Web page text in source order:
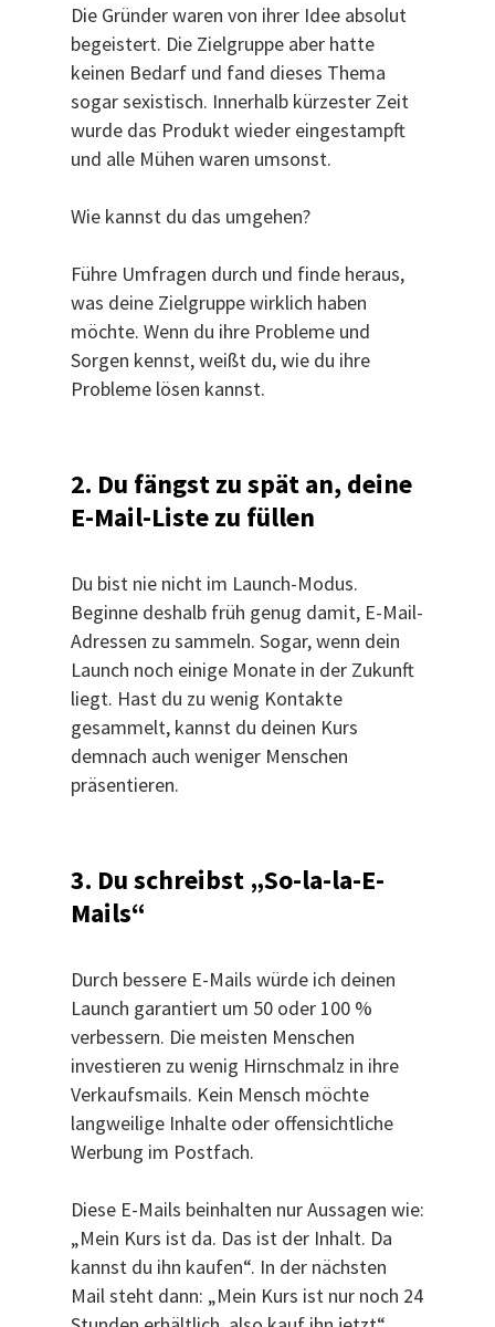
Die Gründer waren von ihrer Idee absolut
begeistert. Die Zielgruppe aber hatte
keinen Bedarf und fand dieses Thema
sogar sexistisch. Innerhalb kürzester Zeit
wurde das Produkt wieder eingestampft
und alle Mühen waren umsonst.
Wie kannst du das umgehen?
Führe Umfragen durch und finde heraus,
was deine Zielgruppe wirklich haben
möchte. Wenn du ihre Probleme und
Sorgen kennst, weißt du, wie du ihre
Probleme lösen kannst.
2. Du fängst zu spät an, deine
E-Mail-Liste zu füllen
Du bist nie nicht im Launch-Modus.
Beginne deshalb früh genug damit, E-Mail-
Adressen zu sammeln. Sogar, wenn dein
Launch noch einige Monate in der Zukunft
liegt. Hast du zu wenig Kontakte
gesammelt, kannst du deinen Kurs
demnach auch weniger Menschen
präsentieren.
3. Du schreibst „So-la-la-E-
Mails“
Durch bessere E-Mails würde ich deinen
Launch garantiert um 50 oder 100 %
verbessern. Die meisten Menschen
investieren zu wenig Hirnschmalz in ihre
Verkaufsmails. Kein Mensch möchte
langweilige Inhalte oder offensichtliche
Werbung im Postfach.
Diese E-Mails beinhalten nur Aussagen wie:
„Mein Kurs ist da. Das ist der Inhalt. Da
kannst du ihn kaufen“. In der nächsten
Mail steht dann: „Mein Kurs ist nur noch 24